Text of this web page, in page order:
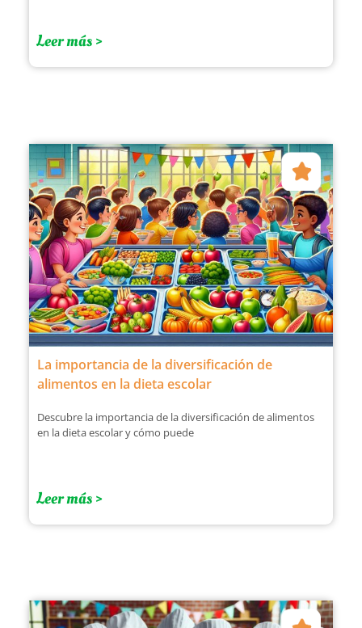
Leer más >
La importancia de la diversificación de
alimentos en la dieta escolar
Descubre la importancia de la diversificación de alimentos
en la dieta escolar y cómo puede
Leer más >